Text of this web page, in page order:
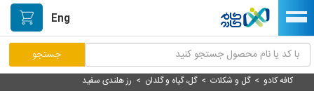
Eng
مرکز پاسخگویی مشتریان
کافه کادو >گل و شکلات >گل، گیاه و گلدان > رز هلندی سفید